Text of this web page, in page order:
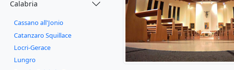
Calabria
Cassano all'Jonio
Catanzaro Squillace
Locri-Gerace
Lungro